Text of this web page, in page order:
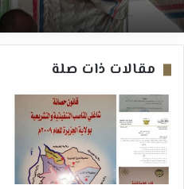
مقالات ذات صلة